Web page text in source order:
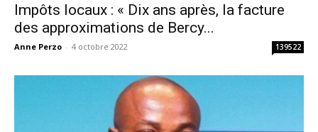
Impôts locaux : « Dix ans après, la facture
des approximations de Bercy...
Anne Perzo - 4 octobre 2022 139522